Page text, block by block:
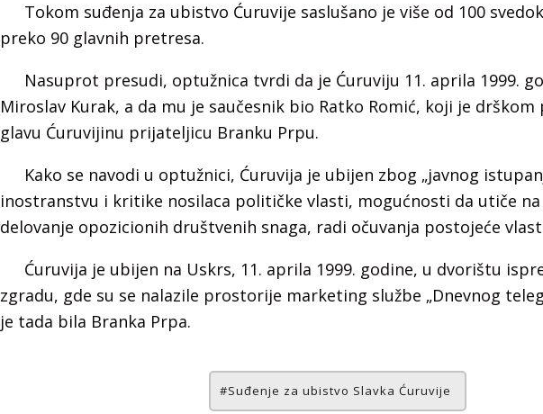
Tokom suđenja za ubistvo Ćuruvije saslušano je više od 100
preko 90 glavnih pretresa.
Nasuprot presudi, optužnica tvrdi da je Ćuruviju 11. aprila 1999.
Miroslav Kurak, a da mu je saučesnik bio Ratko Romić, koji je
glavu Ćuruvijinu prijateljicu Branku Prpu.
Kako se navodi u optužnici, Ćuruvija je ubijen zbog „javnog
inostranstvu i kritike nosilaca političke vlasti, mogućnosti da utiče
delovanje opozicionih društvenih snaga, radi očuvanja postojeće
Ćuruvija je ubijen na Uskrs, 11. aprila 1999. godine, u dvorištu
zgradu, gde su se nalazile prostorije marketing službe „Dnevnog
je tada bila Branka Prpa.
Suđenje za ubistvo Slavka Ćuruvije